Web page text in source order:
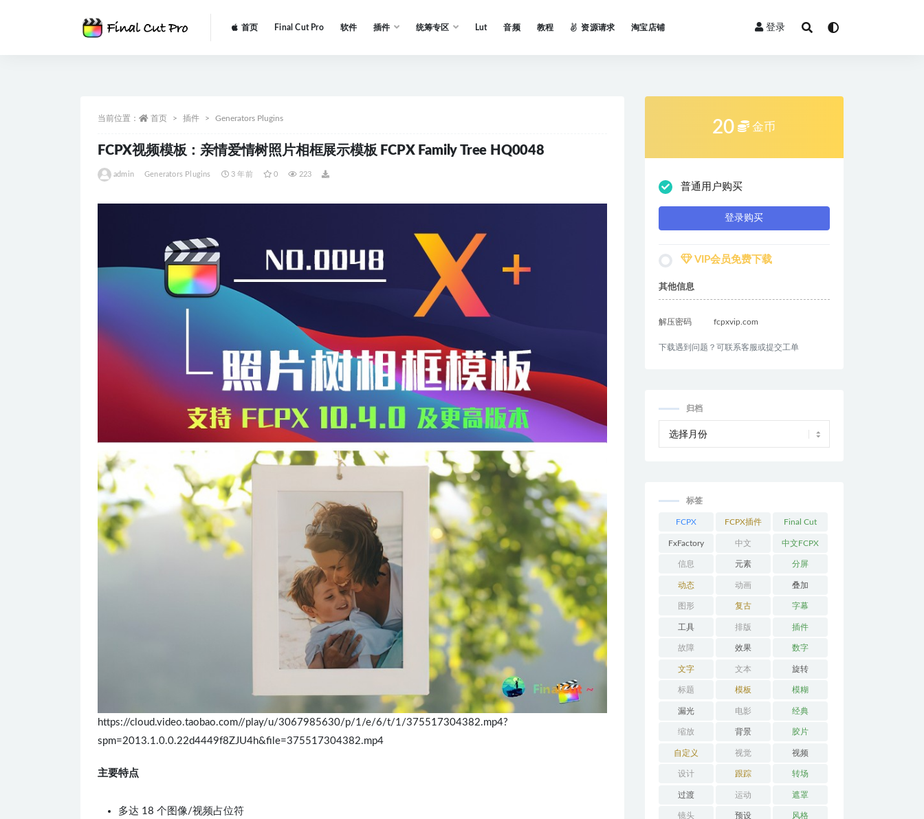
首页 Final Cut Pro 软件 插件 统筹专区 Lut 音频 教程 资源请求 淘宝店铺 登录
当前位置： 首页 插件 Generators Plugins
FCPX视频模板：亲情爱情树照片相框展示模板 FCPX Family Tree HQ0048
admin Generators Plugins 3 年前 0 223
https://cloud.video.taobao.com//play/u/3067985630/p/1/e/6/t/1/375517304382.mp4?
spm=2013.1.0.0.22d4449f8ZJU4h&file=375517304382.mp4
主要特点
多达 18 个图像/视频占位符
20 金币
普通用户购买
登录购买
VIP会员免费下载
其他信息
解压密码 fcpxvip.com
下载遇到问题？可联系客服或提交工单
归档
标签
FCPX FCPX插件 Final Cut
Pro
FxFactory 中文 中文FCPX
插件
信息 元素 分屏
动态 动画 叠加
图形 复古 字幕
工具 排版 插件
故障 效果 数字
文字 文本 旋转
标题 模板 模糊
漏光 电影 经典
缩放 背景 胶片
自定义 视觉 视频
设计 跟踪 转场
过渡 运动 遮罩
镜头 预设 风格